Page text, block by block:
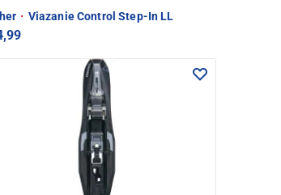
· Viazanie Control Step-In LL